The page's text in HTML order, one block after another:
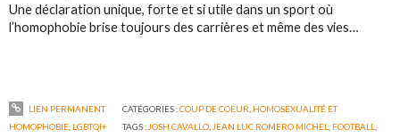
Une déclaration unique, forte et si utile dans un sport où
l’homophobie brise toujours des carrières et même des vies…
LIEN PERMANENT CATÉGORIES :COUP DE COEUR, HOMOSEXUALITÉ ET
HOMOPHOBIE, LGBTQI+ TAGS :JOSH CAVALLO,JEAN LUC ROMERO MICHEL, FOOTBALL,